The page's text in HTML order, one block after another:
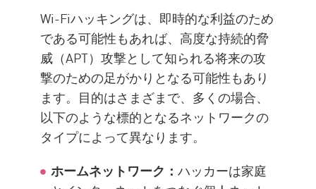
レスネットワークセキュリテ
ィを理解する
Wi-Fiハッキングは、即時的な利益のため
である可能性もあれば、高度な持続的脅
威（APT）攻撃として知られる将来の攻
撃のための足がかりとなる可能性もあり
ます。目的はさまざまで、多くの場合、
以下のような標的となるネットワークの
タイプによって異なります。
ホームネットワーク：ハッカーは家庭